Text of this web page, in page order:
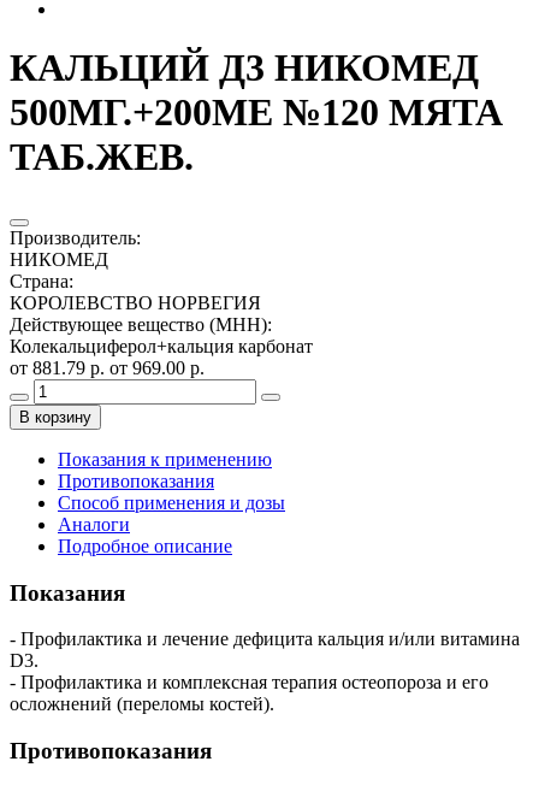
КАЛЬЦИЙ Д3 НИКОМЕД
500МГ.+200МЕ №120 МЯТА
ТАБ.ЖЕВ.
Производитель:
НИКОМЕД
Страна:
КОРОЛЕВСТВО НОРВЕГИЯ
Действующее вещество (МНН):
Колекальциферол+кальция карбонат
от 881.79 р. от 969.00 р.
В корзину
Показания к применению
Противопоказания
Способ применения и дозы
Аналоги
Подробное описание
Показания
- Профилактика и лечение дефицита кальция и/или витамина
D3.
- Профилактика и комплексная терапия остеопороза и его
осложнений (переломы костей).
Противопоказания